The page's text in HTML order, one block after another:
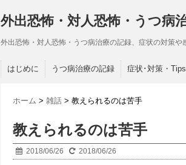
外出恐怖・対人恐怖・うつ病
外出恐怖・対人恐怖・うつ病治療の記録、症状の対策や
はじめに うつ病治療の記録 症状･対策・Tips
ホーム > 雑話 > 教えられるのは苦手
教えられるのは苦手
2018/06/26 2018/06/26